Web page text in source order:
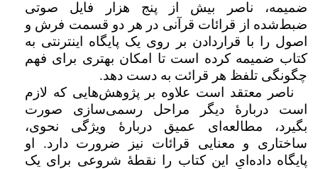
ضمیمه، ناصر بیش از پنج هزار فایل صوتی
ضبط‌شده از قرائات قرآنی در هر دو قسمت فرش و
اصول را با قراردادن بر روی یک پایگاه اینترنتی به
کتاب ضمیمه کرده است تا امکان بهتری برای فهم
چگونگی تلفظ هر قرائت به دست دهد.
ناصر معتقد است علاوه بر پژوهش‌هایی که لازم
است دربارۀ دیگر مراحل رسمی‌سازی صورت
بگیرد، مطالعه‌ای عمیق دربارۀ ویژگی نحوی،
ساختاری و معنایی قرائات نیز ضرورت دارد. او
پایگاه داده‌ایِ این کتاب را نقطۀ شروعی برای یک